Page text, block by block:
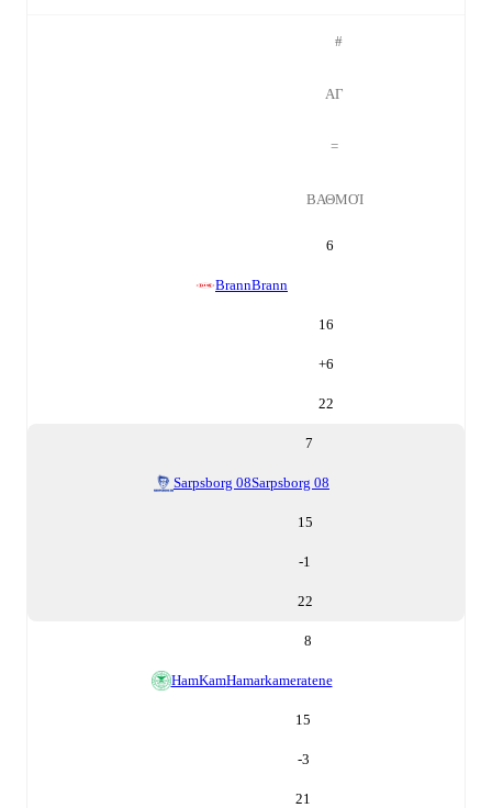
#
ΑΓ
=
ΒΑΘΜΟΊ
6
BrannBrann
16
+6
22
7
Sarpsborg 08Sarpsborg 08
15
-1
22
8
HamKamHamarkameratene
15
-3
21